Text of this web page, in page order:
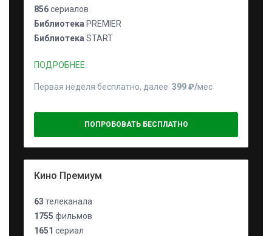
856сериалов
Библиотека PREMIER
Библиотека START
ПОДРОБНЕЕ
Первая неделя бесплатно, далее 399 ₽⁠/⁠мес
ПОПРОБОВАТЬ БЕСПЛАТНО
Кино Премиум
63 телеканала
1755 фильмов
1651 сериал